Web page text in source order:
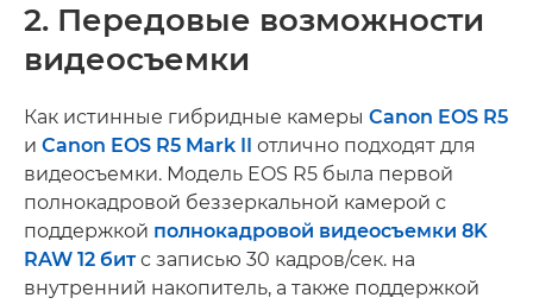
2. Передовые возможности
видеосъемки
Как истинные гибридные камеры Canon EOS R5
и Canon EOS R5 Mark II
отлично подходят для
видеосъемки. Модель EOS R5 была первой
полнокадровой беззеркальной камерой с
поддержкой полнокадровой видеосъемки 8K
RAW 12 битс записью 30 кадров/сек. на
внутренний накопитель, а также поддержкой